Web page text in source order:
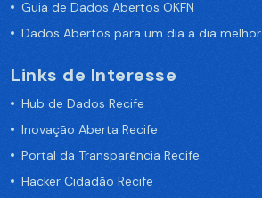
Guia de Dados Abertos OKFN
Dados Abertos para um dia a dia melhor
Links de Interesse
Hub de Dados Recife
Inovação Aberta Recife
Portal da Transparência Recife
Hacker Cidadão Recife